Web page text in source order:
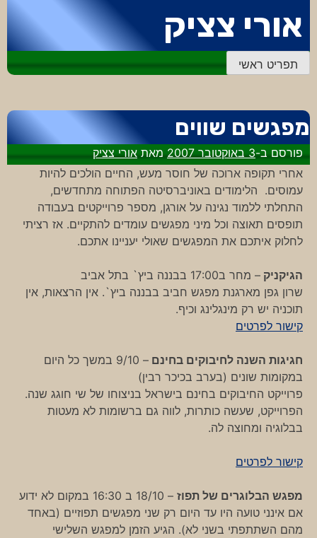
לתוכן
אורי צציק
תפריט ראשי
מפגשים שווים
פורסם ב-3 באוקטובר 2007 מאתאורי צציק
אחרי תקופה ארוכה של חוסר מעש, החיים הולכים להיות
עמוסים. הלימודים באוניברסיטה הפתוחה מתחדשים,
התחלתי ללמוד נגינה על אורגן, מספר פרוייקטים בעבודה
תופסים תאוצה וכל מיני מפגשים עומדים להתקיים. אז רציתי
לחלוק איתכם את המפגשים שאולי יעניינו אתכם.
הגיקניק – מחר ב17:00 בבננה ביץ` בתל אביב
שרון גפן מארגנת מפגש חביב בבננה ביץ`. אין הרצאות, אין
תוכניה יש רק מינגלינג וכיף.
קישור לפרטים
חגיגות השנה לחיבוקים בחינם
– 9/10 במשך כל היום
במקומות שונים (בערב בכיכר רבין)
פרוייקט החיבוקים בחינם בישראל בניצוחו של שי חוגג שנה.
הפרוייקט, שעשה כותרות, לווה גם ברשומות לא מעטות
בבלוגיה ומחוצה לה.
קישור לפרטים
מפגש הבלוגרים של תפוז – 18/10 ב 16:30 במקום לא ידוע
אם אינני טועה היו עד היום רק שני מפגשים תפוזיים (באחד
מהם השתתפתי בשני לא). הגיע הזמן למפגש השלישי